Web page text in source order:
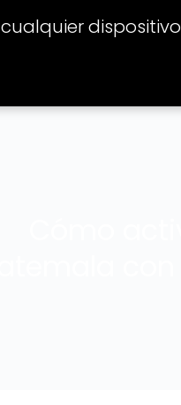
dispositivo